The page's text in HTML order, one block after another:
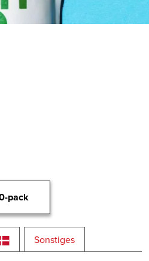
pack
Sonstiges